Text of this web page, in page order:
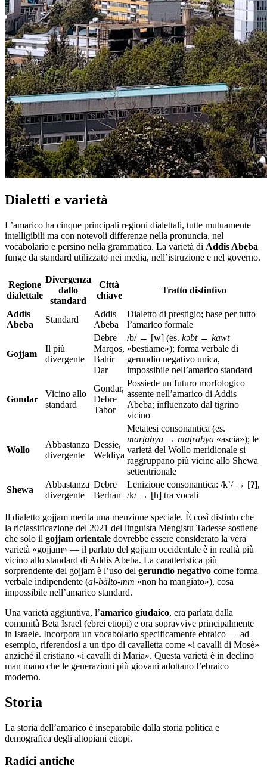
Dialetti e varietà
L’amarico ha cinque principali regioni dialettali, tutte mutuamente
intelligibili ma con notevoli differenze nella pronuncia, nel
vocabolario e persino nella grammatica. La varietà di Addis Abeba
funge da standard utilizzato nei media, nell’istruzione e nel governo.
Regione
dialettale
Divergenza
dallo
standard
Città
chiave
Tratto distintivo
Addis
Abeba
Standard
Addis
Abeba
Dialetto di prestigio; base per tutto
l’amarico formale
Gojjam
Il più
divergente
Debre
Marqos,
Bahir
Dar
/b/ → [w] (es. kəbt→ kawt
«bestiame»); forma verbale di
gerundio negativo unica,
impossibile nell’amarico standard
Gondar
Vicino allo
standard
Gondar,
Debre
Tabor
Possiede un futuro morfologico
assente nell’amarico di Addis
Abeba; influenzato dal tigrino
vicino
Wollo
Abbastanza
divergente
Dessie,
Weldiya
Metatesi consonantica (es.
mārṭābya → māṭrābya «ascia»); le
varietà del Wollo meridionale si
raggruppano più vicine allo Shewa
settentrionale
Shewa
Abbastanza
divergente
Debre
Berhan
Lenizione consonantica: /kʼ/ → [ʔ],
/k/ → [h] tra vocali
Il dialetto gojjam merita una menzione speciale. È così distinto che
la riclassificazione del 2021 del linguista Mengistu Tadesse sostiene
che solo il gojjam orientale dovrebbe essere considerato la vera
varietà «gojjam» — il parlato del gojjam occidentale è in realtà più
vicino allo standard di Addis Abeba. La caratteristica più
sorprendente del gojjam è l’uso del gerundio negativo come forma
verbale indipendente (al-bälto-mm «non ha mangiato»), cosa
impossibile nell’amarico standard.
Una varietà aggiuntiva, l’amarico giudaico, era parlata dalla
comunità Beta Israel (ebrei etiopi) e ora sopravvive principalmente
in Israele. Incorpora un vocabolario specificamente ebraico — ad
esempio, riferendosi a un tipo di cavalletta come «i cavalli di Mosè»
anziché il cristiano «i cavalli di Maria». Questa varietà è in declino
man mano che le generazioni più giovani adottano l’ebraico
moderno.
Storia
La storia dell’amarico è inseparabile dalla storia politica e
demografica degli altopiani etiopi.
Radici antiche